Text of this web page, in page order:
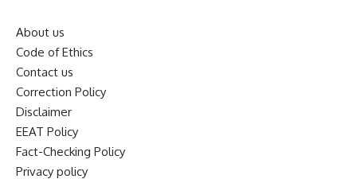
About us
Code of Ethics
Contact us
Correction Policy
Disclaimer
EEAT Policy
Fact-Checking Policy
Privacy policy